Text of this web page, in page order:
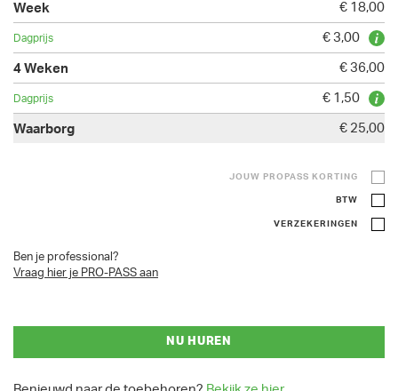
€ 18,00
€ 3,00
€ 36,00
€ 1,50
€ 25,00
JOUW PROPASS KORTING
BTW
VERZEKERINGEN
Ben je professional?
Vraag hier je PRO-PASS aan
NU HUREN